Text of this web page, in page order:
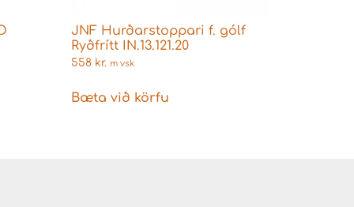
JNF Hurðarstoppari f. gólf
Ryðfrítt IN.13.121.20
558 kr. m vsk
Bæta við körfu